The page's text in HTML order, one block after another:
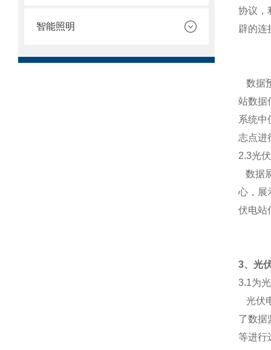
智能照明
协议，
辟的连
数据
站数据
系统中
志点进
2.3光
数据
心，展
伏电站
3、光
3.1为
光伏
了数据
等进行